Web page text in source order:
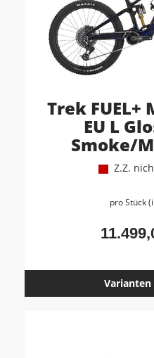
Trek FUEL+
EU L
Smoke/
Z.Z.
pro Stück